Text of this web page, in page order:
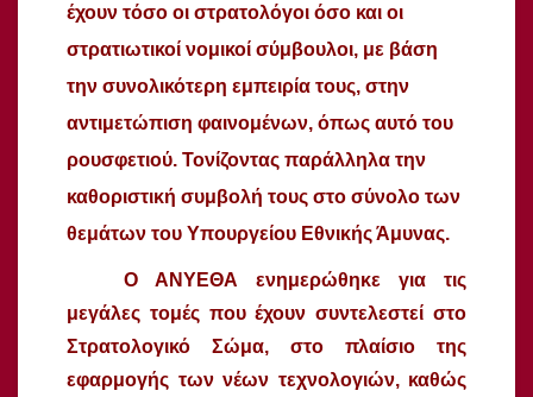
έχουν τόσο οι στρατολόγοι όσο και οι
στρατιωτικοί νομικοί σύμβουλοι, με βάση
την συνολικότερη εμπειρία τους, στην
αντιμετώπιση φαινομένων, όπως αυτό του
ρουσφετιού. Τονίζοντας παράλληλα την
καθοριστική συμβολή τους στο σύνολο των
θεμάτων του Υπουργείου Εθνικής Άμυνας.
Ο ΑΝΥΕΘΑ ενημερώθηκε για τις
μεγάλες τομές που έχουν συντελεστεί στο
Στρατολογικό Σώμα, στο πλαίσιο της
εφαρμογής των νέων τεχνολογιών, καθώς